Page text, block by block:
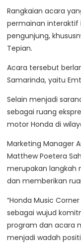
Rangkaian acara
permainan interaktif
pengunjung,
Tepian.
Acara tersebut
Samarinda, yaitu
Selain menjadi
sebagai ruang
motor Honda di
Marketing Manager
Matthew Poetera
merupakan langkah
dan memberikan
“Honda Music
sebagai wujud
program dan acara
menjadi wadah